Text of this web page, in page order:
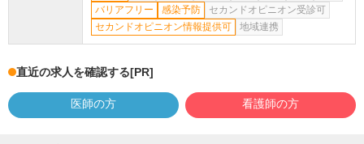
バリアフリー
感染予防
セカンドオピニオン受診可
セカンドオピニオン情報提供可
地域連携
直近の求人を確認する[PR]
医師の方 看護師の方